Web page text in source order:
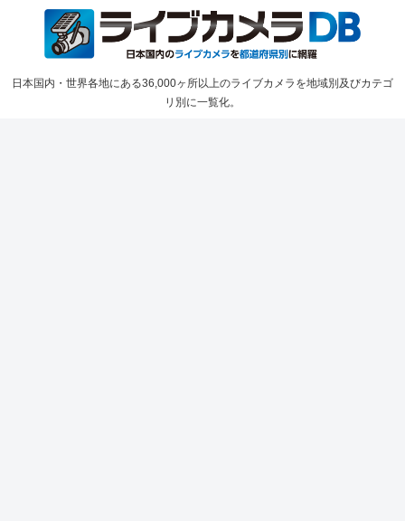
日本国内・世界各地にある36,000ヶ所以上のライブカメラを地域別及びカテゴ
リ別に一覧化。